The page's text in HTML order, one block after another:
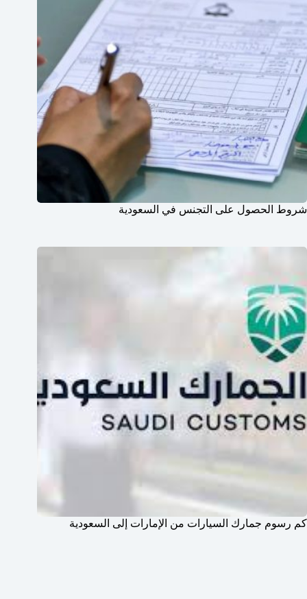
شروط الحصول على التجنس في السعودية
كم رسوم جمارك السيارات من الإمارات إلى السعودية